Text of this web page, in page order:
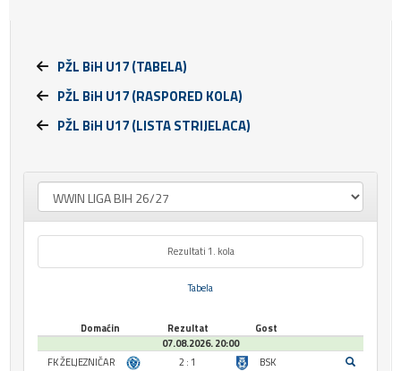
PŽL BiH U17 (TABELA)
PŽL BiH U17 (RASPORED KOLA)
PŽL BiH U17 (LISTA STRIJELACA)
Rezultati 1. kola
Tabela
Domaćin Rezultat
Gost
07.08.2026. 20:00
FK ŽELJEZNIČAR
2 : 1
BSK